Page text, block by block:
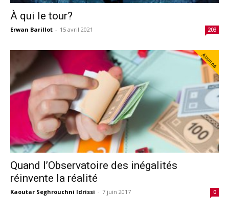
À qui le tour?
Erwan Barillot - 15 avril 2021 203
Abonné
Quand l’Observatoire des inégalités
réinvente la réalité
Kaoutar Seghrouchni Idrissi - 7 juin 2017 0